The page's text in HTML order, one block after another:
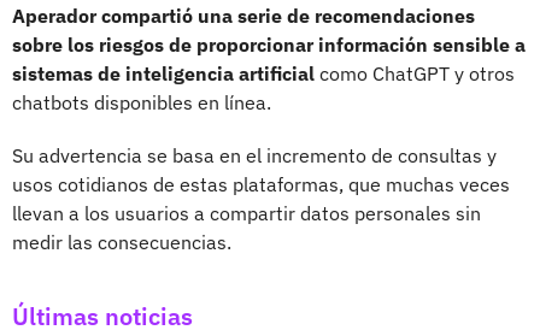
Aperador compartió una serie de recomendaciones
sobre los riesgos de proporcionar información sensible a
sistemas de inteligencia artificial como ChatGPT y otros
chatbots disponibles en línea.
Su advertencia se basa en el incremento de consultas y
usos cotidianos de estas plataformas, que muchas veces
llevan a los usuarios a compartir datos personales sin
medir las consecuencias.
Últimas noticias